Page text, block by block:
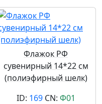
Флажок РФ
сувенирный 14*22 см
(полиэфирный шелк)
ID: 169CN: Ф01